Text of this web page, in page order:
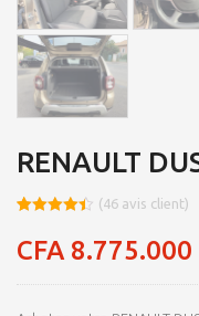
RENAULT
sur 5
basé sur
client
(46 avis client)
CFA 8.775.000